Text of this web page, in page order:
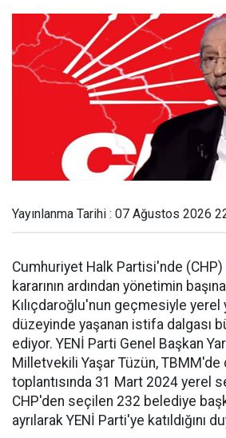
Yayınlanma Tarihi : 07 Ağustos 2026
Cumhuriyet Halk Partisi'nde
kararının ardından yönetimin
Kılıçdaroğlu'nun geçmesiyle
düzeyinde yaşanan istifa dalgası
ediyor. YENİ Parti Genel Başkan
Milletvekili Yaşar Tüzün, TBMM'de
toplantısında 31 Mart 2024 yerel
CHP'den seçilen 232 belediye
ayrılarak YENİ Parti'ye katıldığını